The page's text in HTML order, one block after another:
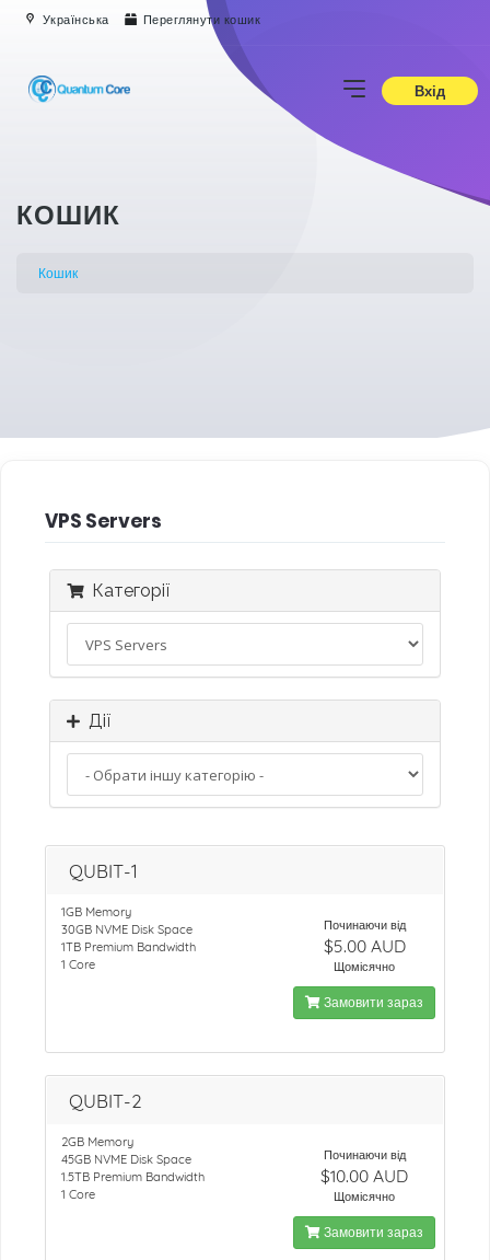
Українська Переглянути кошик
Вхід
КОШИК
Кошик
VPS Servers
Категорії
Дії
QUBIT-1
1GB Memory
30GB NVME Disk Space
1TB Premium Bandwidth
1 Core
Починаючи від
$5.00 AUD
Щомісячно
Замовити зараз
QUBIT-2
2GB Memory
45GB NVME Disk Space
1.5TB Premium Bandwidth
1 Core
Починаючи від
$10.00 AUD
Щомісячно
Замовити зараз